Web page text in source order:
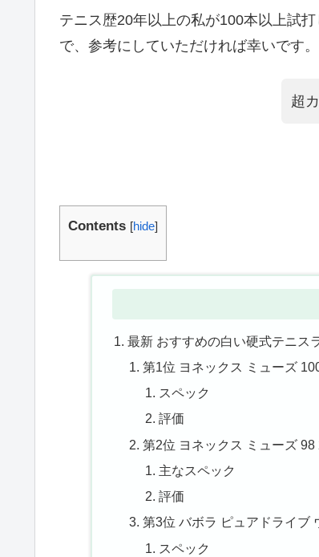
テニス歴20年以上の私が100本以上試
で、参考にしていただければ幸いです。
超
Contents [hide]
最新 おすすめの白い硬式テニス
第1位 ヨネックス ミューズ
スペック
評価
第2位 ヨネックス ミューズ 98
主なスペック
評価
第3位 バボラ ピュアドライブ
スペック